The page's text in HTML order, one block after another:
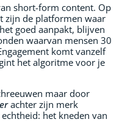
short-form content. Op
zijn de platformen waar
goed aanpakt, blijven
waarvan mensen 30
komt vanzelf
het algoritme voor je
maar door
achter zijn merk
het kneden van